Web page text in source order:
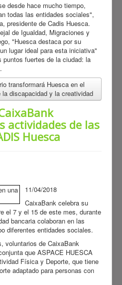
desde hace mucho tiempo,
todas las entidades sociales",
presidente de Cadis Huesca.
de Igualdad, Migraciones y
"Huesca destaca por su
lugar ideal para esta iniciativa"
puntos fuertes de la ciudad: la
transformará Huesca en el
la discapacidad y la creatividad
actividades de las
Huesca
11/04/2018
CaixaBank celebra su
el 7 y el 15 de este mes, durante
bancaria colaboran en las
diferentes entidades sociales.
voluntarios de CaixaBank
que ASPACE HUESCA
Física y Deporte, que tiene
adaptado para personas con